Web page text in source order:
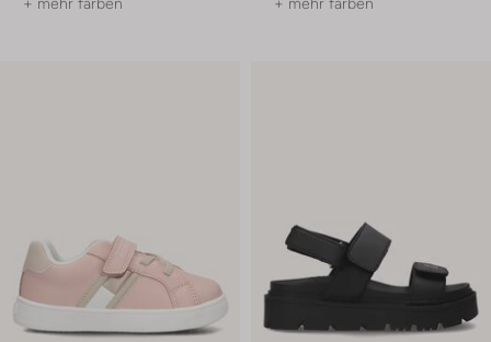
+ mehr farben + mehr farben